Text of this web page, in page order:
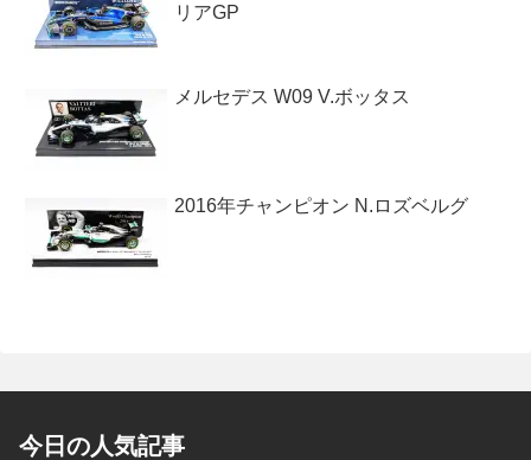
リアGP
メルセデス W09 V.ボッタス
2016年チャンピオン N.ロズベルグ
今日の人気記事